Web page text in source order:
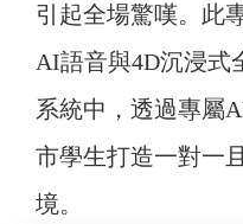
引起全場驚嘆。此
AI語音與4D沉浸式
系統中，透過專屬
市學生打造一對一
境。